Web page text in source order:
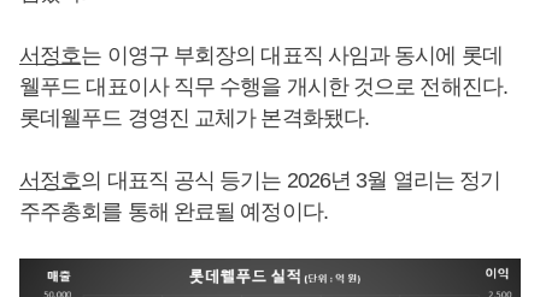
서정호는 이영구 부회장의 대표직 사임과 동시에 롯데
웰푸드 대표이사 직무 수행을 개시한 것으로 전해진다.
롯데웰푸드 경영진 교체가 본격화됐다.
서정호의 대표직 공식 등기는 2026년 3월 열리는 정기
주주총회를 통해 완료될 예정이다.